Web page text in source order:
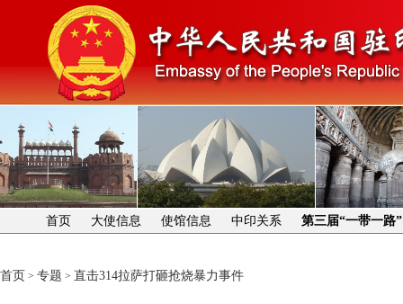
首页 大使信息 使馆信息 中印关系 第三届“一带一路
首页 > 专题 > 直击314拉萨打砸抢烧暴力事件